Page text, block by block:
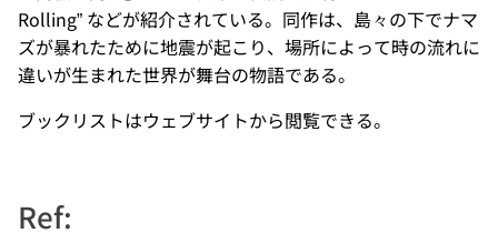
Rolling” などが紹介されている。同作は、島々の下でナマ
ズが暴れたために地震が起こり、場所によって時の流れに
違いが生まれた世界が舞台の物語である。
ブックリストはウェブサイトから閲覧できる。
Ref: